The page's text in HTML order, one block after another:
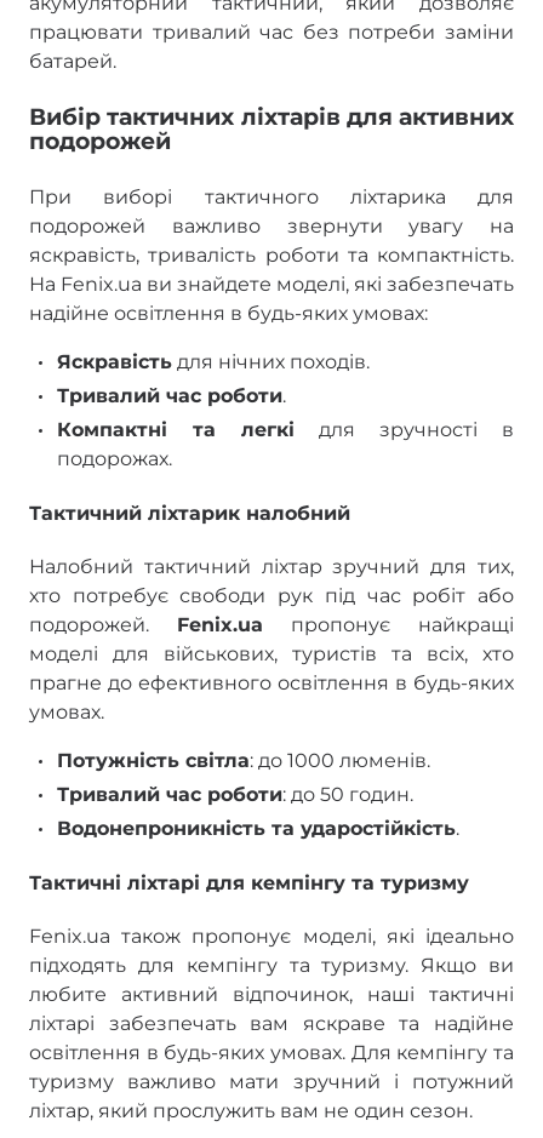
працювати тривалий час без потреби заміни
батарей.
Вибір тактичних ліхтарів для активних
подорожей
При виборі тактичного ліхтарика для
подорожей важливо звернути увагу на
яскравість, тривалість роботи та компактність.
На Fenix.ua ви знайдете моделі, які забезпечать
надійне освітлення в будь-яких умовах:
Яскравість для нічних походів.
Тривалий час роботи.
Компактні та легкі для зручності в
подорожах.
Тактичний ліхтарик налобний
Налобний тактичний ліхтар зручний для тих,
хто потребує свободи рук під час робіт або
подорожей. Fenix.ua пропонує найкращі
моделі для військових, туристів та всіх, хто
прагне до ефективного освітлення в будь-яких
умовах.
Потужність світла: до 1000 люменів.
Тривалий час роботи: до 50 годин.
Водонепроникність та ударостійкість.
Тактичні ліхтарі для кемпінгу та туризму
Fenix.ua також пропонує моделі, які ідеально
підходять для кемпінгу та туризму. Якщо ви
любите активний відпочинок, наші тактичні
ліхтарі забезпечать вам яскраве та надійне
освітлення в будь-яких умовах. Для кемпінгу та
туризму важливо мати зручний і потужний
ліхтар, який прослужить вам не один сезон.